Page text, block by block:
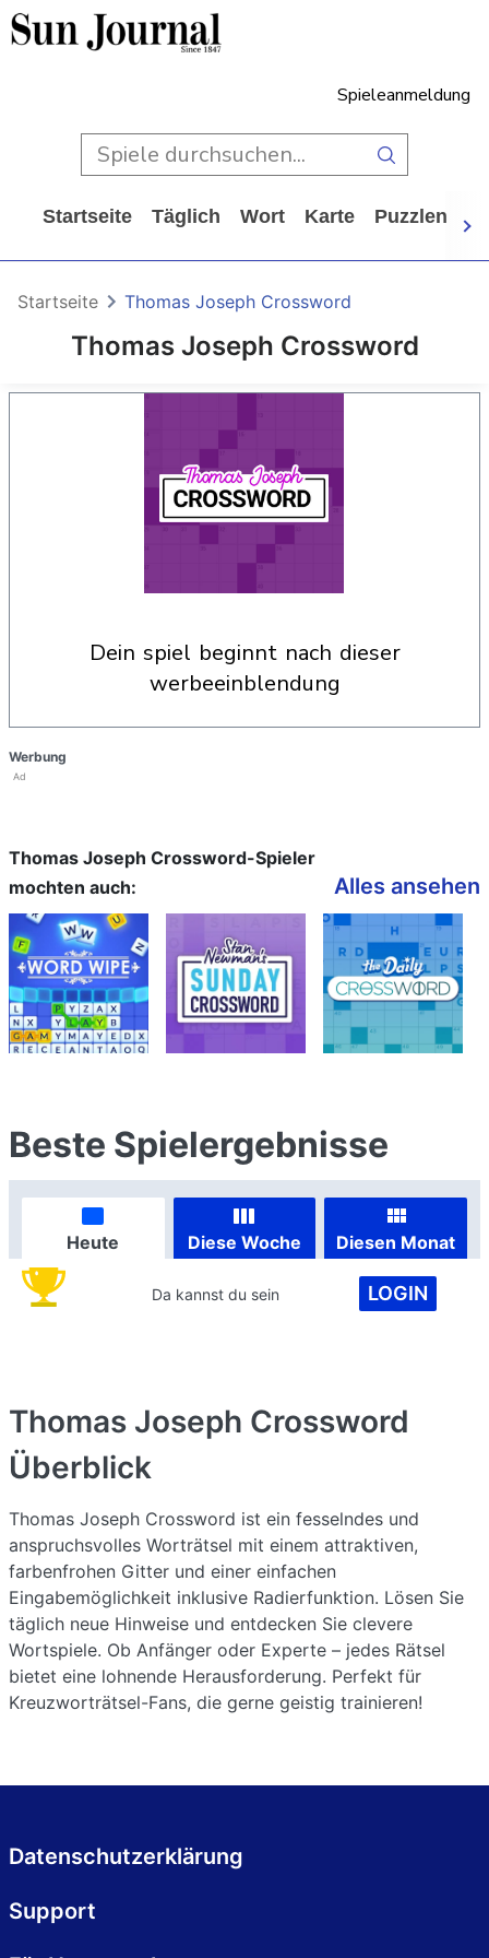
Spieleanmeldung
Startseite Täglich Wort Karte Puzzlen
Thomas Joseph Crossword
Startseite Thomas Joseph Crossword
dein spiel beginnt nach dieser
werbeeinblendung
Werbung
Ad
Thomas Joseph Crossword-Spieler
mochten auch:
Alles ansehen
Beste Spielergebnisse
Heute Diese Woche Diesen Monat
Da kannst du sein LOGIN
Thomas Joseph Crossword
Überblick
Thomas Joseph Crossword ist ein fesselndes und
anspruchsvolles Worträtsel mit einem attraktiven,
farbenfrohen Gitter und einer einfachen
Eingabemöglichkeit inklusive Radierfunktion. Lösen Sie
täglich neue Hinweise und entdecken Sie clevere
Wortspiele. Ob Anfänger oder Experte – jedes Rätsel
bietet eine lohnende Herausforderung. Perfekt für
Kreuzworträtsel-Fans, die gerne geistig trainieren!
Datenschutzerklärung
Support